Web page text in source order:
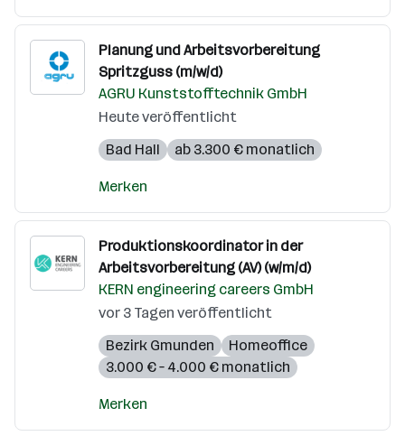
Planung und Arbeitsvorbereitung
Spritzguss (m/w/d)
AGRU Kunststofftechnik GmbH
Heute veröffentlicht
Bad Hall
ab 3.300 € monatlich
Merken
Produktionskoordinator in der
Arbeitsvorbereitung (AV) (w/m/d)
KERN engineering careers GmbH
vor 3 Tagen veröffentlicht
Bezirk Gmunden
Homeoffice
3.000 € – 4.000 € monatlich
Merken